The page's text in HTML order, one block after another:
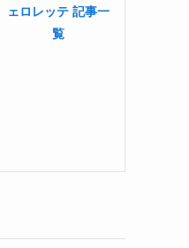
ェロレッテ 記事一
覧